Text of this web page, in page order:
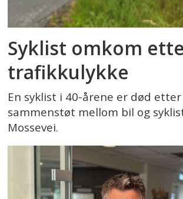
Syklist omkom
trafikkulykke
En syklist i 40-årene er død
sammenstøt mellom bil og
Mossevei.